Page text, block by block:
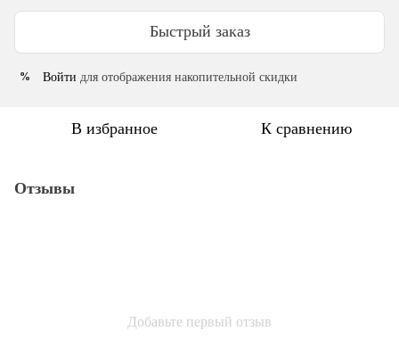
Быстрый заказ
% Войти для отображения накопительной скидки
В избранное К сравнению
Отзывы
Добавьте первый отзыв